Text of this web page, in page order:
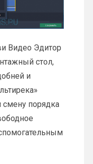
Видео Эдитор
стол,
и
смену порядка